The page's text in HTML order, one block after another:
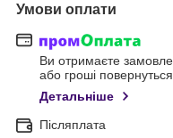
Умови оплати
Ви отримаєте
або гроші
Детальніше
Післяплата